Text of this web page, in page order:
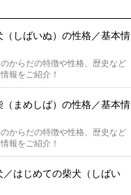
（しばいぬ）の性格／基本情
からだの特徴や性格、歴史など
報をご紹介！
（まめしば）の性格／基本情
からだの特徴や性格、歴史など
報をご紹介！
／はじめての柴犬（しばい